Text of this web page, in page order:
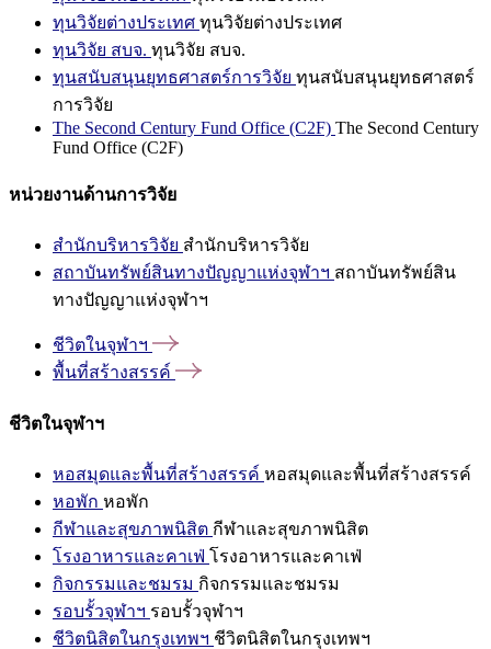
ทุนวิจัยต่างประเทศ ทุนวิจัยต่างประเทศ
ทุนวิจัย สบจ. ทุนวิจัย สบจ.
ทุนสนับสนุนยุทธศาสตร์การวิจัย ทุนสนับสนุนยุทธศาสตร์
การวิจัย
The Second Century Fund Office (C2F) The Second Century
Fund Office (C2F)
หน่วยงานด้านการวิจัย
สำนักบริหารวิจัย สำนักบริหารวิจัย
สถาบันทรัพย์สินทางปัญญาแห่งจุฬาฯ สถาบันทรัพย์สิน
ทางปัญญาแห่งจุฬาฯ
ชีวิตในจุฬาฯ
พื้นที่สร้างสรรค์
ชีวิตในจุฬาฯ
หอสมุดและพื้นที่สร้างสรรค์ หอสมุดและพื้นที่สร้างสรรค์
หอพัก หอพัก
กีฬาและสุขภาพนิสิต กีฬาและสุขภาพนิสิต
โรงอาหารและคาเฟ่ โรงอาหารและคาเฟ่
กิจกรรมและชมรม กิจกรรมและชมรม
รอบรั้วจุฬาฯ รอบรั้วจุฬาฯ
ชีวิตนิสิตในกรุงเทพฯ ชีวิตนิสิตในกรุงเทพฯ